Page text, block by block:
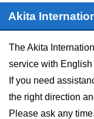
Akita
The Akita
service with English
If you need
the right direction
Please ask any time.